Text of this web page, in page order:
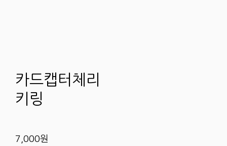
카드캡터체리
키링
7,000원